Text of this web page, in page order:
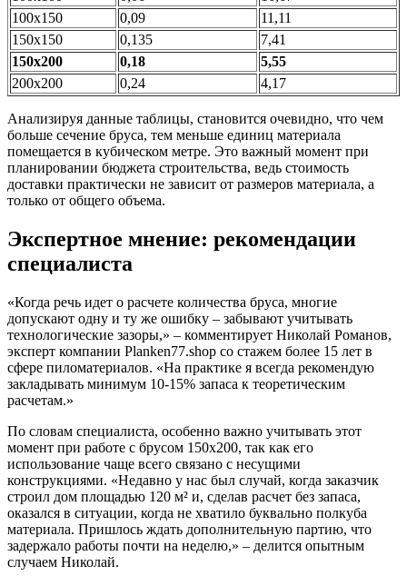
100х150
0,09
11,11
150х150
0,135
7,41
150х200
0,18
5,55
200х200
0,24 4,17
Анализируя данные таблицы, становится очевидно, что чем
больше сечение бруса, тем меньше единиц материала
помещается в кубическом метре. Это важный момент при
планировании бюджета строительства, ведь стоимость
доставки практически не зависит от размеров материала, а
только от общего объема.
Экспертное мнение: рекомендации
специалиста
«Когда речь идет о расчете количества бруса, многие
допускают одну и ту же ошибку – забывают учитывать
технологические зазоры,» – комментирует Николай Романов,
эксперт компании Planken77.shop со стажем более 15 лет в
сфере пиломатериалов. «На практике я всегда рекомендую
закладывать минимум 10-15% запаса к теоретическим
расчетам.»
По словам специалиста, особенно важно учитывать этот
момент при работе с брусом 150х200, так как его
использование чаще всего связано с несущими
конструкциями. «Недавно у нас был случай, когда заказчик
строил дом площадью 120 м² и, сделав расчет без запаса,
оказался в ситуации, когда не хватило буквально полкуба
материала. Пришлось ждать дополнительную партию, что
задержало работы почти на неделю,» – делится опытным
случаем Николай.